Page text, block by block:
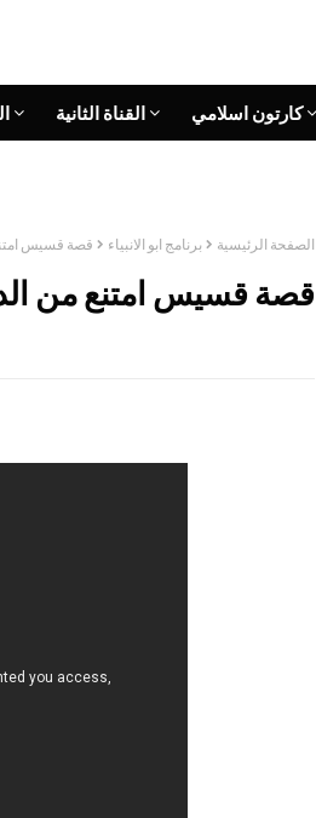
القناة الثانية كارتون اسلامي
الصفحة الرئيسية برنامج ابو الانبياء قصة قسيس
قصة قسيس امتنع من